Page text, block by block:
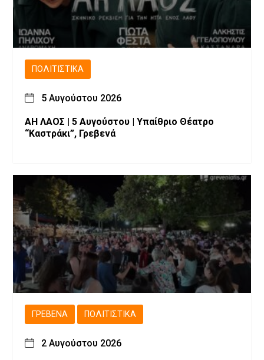
ΠΟΛΙΤΙΣΤΙΚΆ
5 Αυγούστου 2026
ΑΗ ΛΑΟΣ | 5 Αυγούστου | Υπαίθριο Θέατρο
“Καστράκι”, Γρεβενά
ΓΡΕΒΕΝΆ ΠΟΛΙΤΙΣΤΙΚΆ
2 Αυγούστου 2026